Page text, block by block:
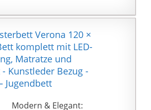
unter dem Bett ist 18
cm.
Das Bett ist einfach
aufzubauen gemäß
beiliegender
Aufbauanleitung. Im
Lieferumfang enthalten
ist das Bettgestell und
Verona 120 ×
komplett mit LED-
Matratze und
Kunstleder Bezug -
Jugendbett
Modern & Elegant: